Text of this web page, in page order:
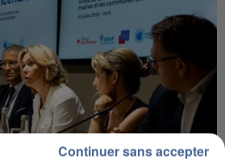
Continuer sans accepter